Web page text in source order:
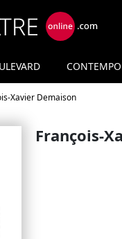
Xavier Demaison
François-